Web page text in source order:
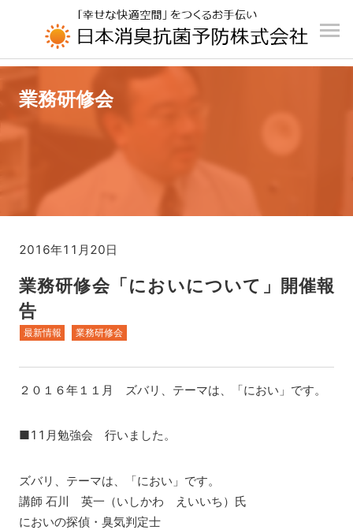
UA-196110426-1
業務研修会
2016年11月20日
業務研修会「においについて」開催報
告
最新情報 業務研修会
２０１６年１１月 ズバリ、テーマは、「におい」です。
■11月勉強会 行いました。
ズバリ、テーマは、「におい」です。
講師 石川 英一（いしかわ えいいち）氏
においの探偵・臭気判定士